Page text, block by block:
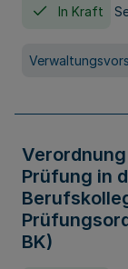
In Kraft
Prüfung in
BK)